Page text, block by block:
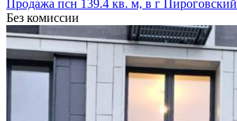
Продажа псн 139.4 кв. м, в г Пироговский
Без комиссии